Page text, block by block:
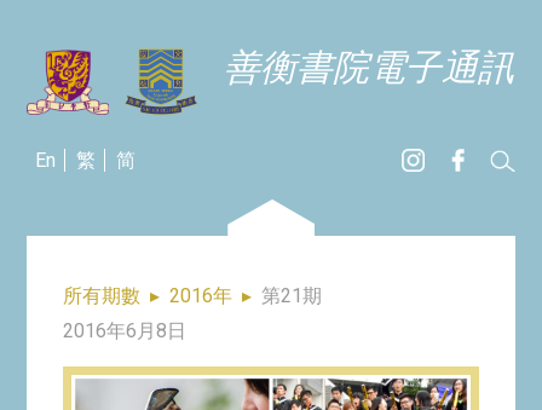
善衡書院電子通訊
En 繁 简
所有期數 ▸ 2016年 ▸ 第21期
2016年6月8日